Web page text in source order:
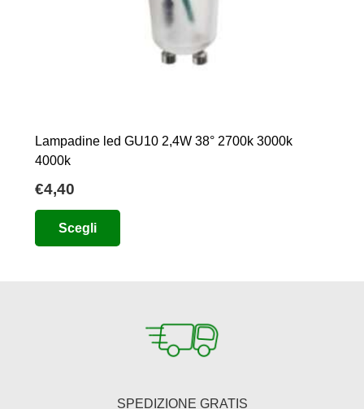
Lampadine led GU10 2,4W 38° 2700k 3000k
4000k
€4,40
Scegli
opzioni
SPEDIZIONE GRATIS